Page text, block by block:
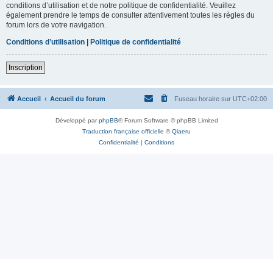
conditions d’utilisation et de notre politique de confidentialité. Veuillez
également prendre le temps de consulter attentivement toutes les règles du
forum lors de votre navigation.
Conditions d’utilisation | Politique de confidentialité
Inscription
Accueil Accueil du forum Fuseau horaire sur UTC+02:00
Développé parphpBB® Forum Software © phpBB Limited
Traduction française officielle ©Qiaeru
Confidentialité | Conditions